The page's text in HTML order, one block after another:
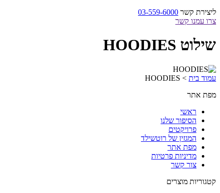
ליצירת קשר 03-559-6000
צרו עמנו קשר
שילוט HOODIES
עמוד בית >
HOODIES
מפת אתר
ראשי
הסיפור שלנו
פרויקטים
המגזין של רוטשילד
מפת אתר
מדיניות פרטיות
צור קשר
קטגוריות מוצרים